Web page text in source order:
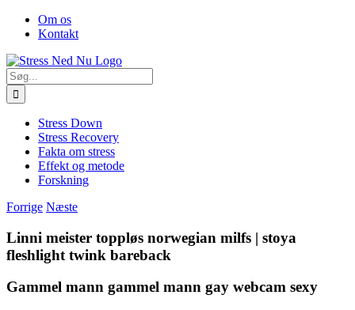
Skip
FacebookOm os
Kontakt
Søg
efter:
Stress Down
Stress Recovery
Fakta om stress
Effekt og metode
Forskning
Forrige Næste
Linni meister toppløs norwegian milfs | stoya
fleshlight twink bareback
Gammel mann gammel mann gay webcam sexy